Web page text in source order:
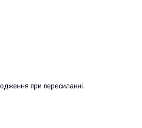
при пересиланні.